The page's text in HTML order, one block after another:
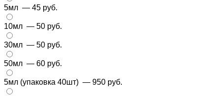
5мл — 45 руб.
10мл — 50 руб.
30мл — 50 руб.
50мл — 60 руб.
5мл (упаковка 40шт) — 950 руб.